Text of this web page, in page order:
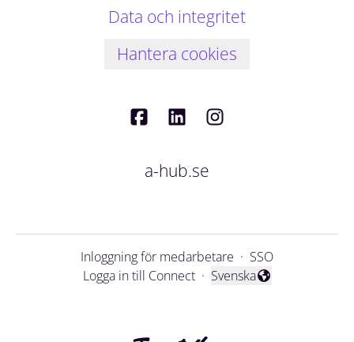
Data och integritet
Hantera cookies
a-hub.se
Inloggning för medarbetare · SSO
Logga in till Connect · Byt språk
Svenska